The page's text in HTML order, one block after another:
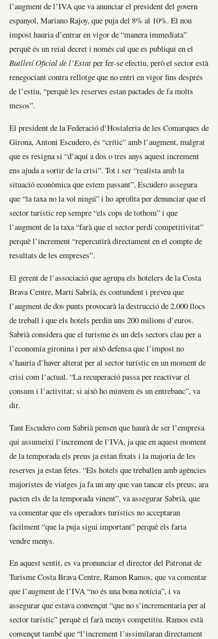
l’augment de l’IVA que va anunciar el president del govern
espanyol, Mariano Rajoy, que puja del 8% al 10%. El nou
impost hauria d’entrar en vigor de “manera immediata”
perquè és un reial decret i només cal que es publiqui en el
Butlletí Oficial de l’Estatper fer-se efectiu, però el sector està
renegociant contra rellotge que no entri en vigor fins després
de l’estiu, “perquè les reserves estan pactades de fa molts
mesos”.
El president de la Federació d’Hostaleria de les Comarques de
Girona, Antoni Escudero, és “crític” amb l’augment, malgrat
que es resigna si “d’aquí a dos o tres anys aquest increment
ens ajuda a sortir de la crisi”. Tot i ser “realista amb la
situació econòmica que estem passant”, Escudero assegura
que “la taxa no la vol ningú” i ho aprofita per denunciar que el
sector turístic rep sempre “els cops de tothom” i que
l’augment de la taxa “farà que el sector perdi competitivitat”
perquè l’increment “repercutirà directament en el compte de
resultats de les empreses”.
El gerent de l’associació que agrupa els hotelers de la Costa
Brava Centre, Martí Sabrià, és contundent i preveu que
l’augment de dos punts provocarà la destrucció de 2.000 llocs
de treball i que els hotels perdin uns 200 milions d’euros.
Sabrià considera que el turisme és un dels sectors clau per a
l’economia gironina i per això defensa que l’impost no
s’hauria d’haver alterat per al sector turístic en un moment de
crisi com l’actual. “La recuperació passa per reactivar el
consum i l’activitat; si això ho minvem és un entrebanc”, va
dir.
Tant Escudero com Sabrià pensen que haurà de ser l’empresa
qui assumeixi l’increment de l’IVA, ja que en aquest moment
de la temporada els preus ja estan fixats i la majoria de les
reserves ja estan fetes. “Els hotels que treballen amb agències
majoristes de viatges ja fa un any que van tancar els preus; ara
pacten els de la temporada vinent”, va assegurar Sabrià, que
va comentar que els operadors turístics no acceptaran
fàcilment “que la puja sigui important” perquè els faria
vendre menys.
En aquest sentit, es va pronunciar el director del Patronat de
Turisme Costa Brava Centre, Ramon Ramos, que va comentar
que l’augment de l’IVA “no és una bona notícia”, i va
assegurar que estava convençut “que no s’incrementaria per al
sector turístic” perquè el farà menys competitiu. Ramos està
convençut també que “l’increment l’assimilaran directament